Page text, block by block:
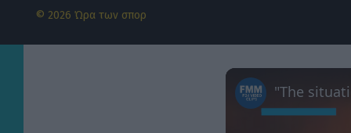
© 2026 Ώρα των σπορ